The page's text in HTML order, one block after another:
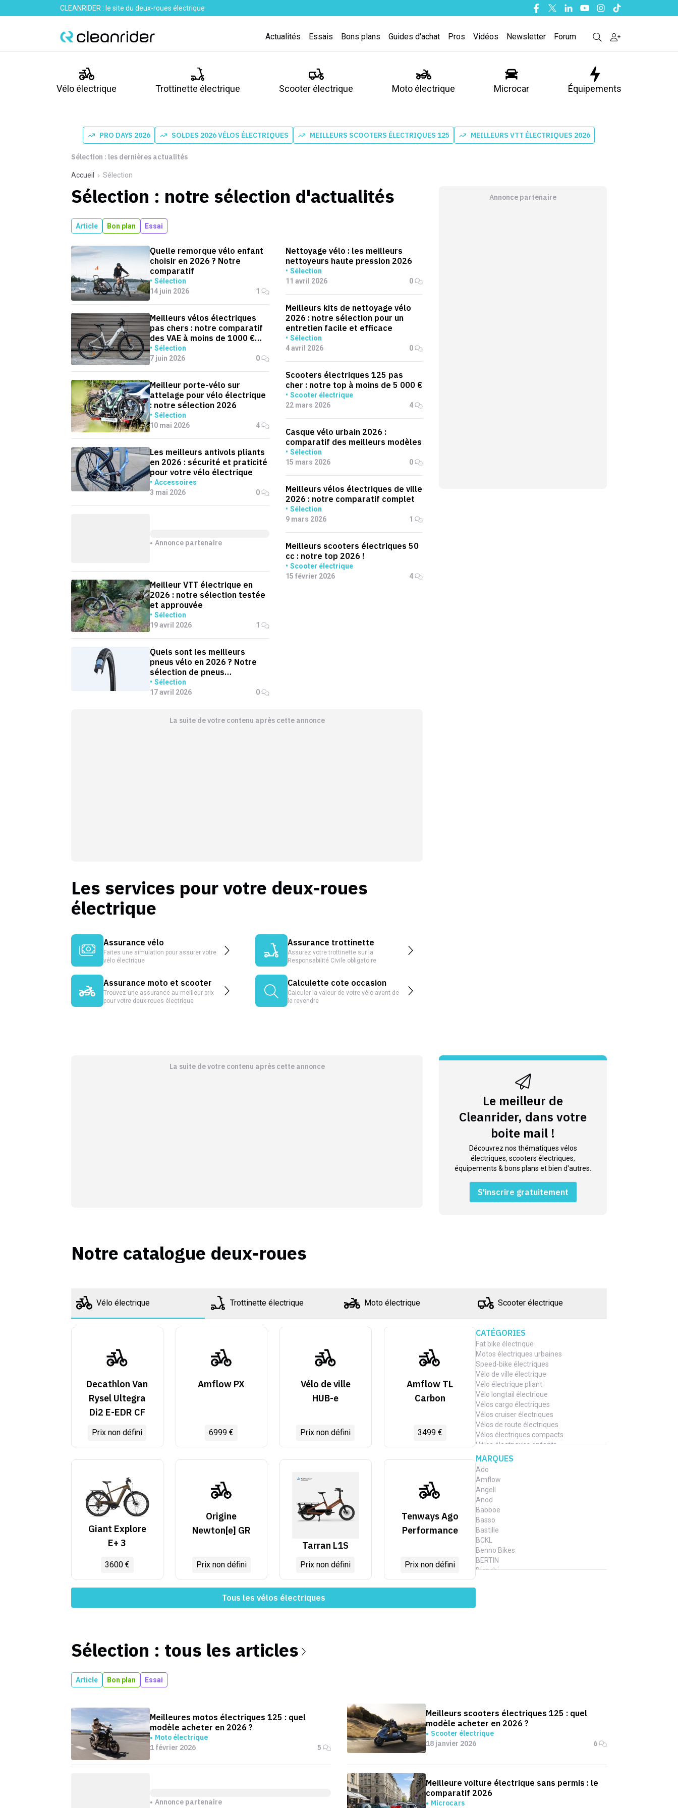
CLEANRIDER : le site du deux-roues électrique Facebook
TwitterLinkedinYoutubeInstagram
Tiktok
Actualités Essais Bons plans Guides d'achat Pros Vidéos Newsletter Forum
Vélo électrique Trottinette électrique Scooter électrique Moto électrique Microcar Équipements
PRO DAYS 2026 SOLDES 2026 VÉLOS ÉLECTRIQUES MEILLEURS SCOOTERS ÉLECTRIQUES 125 MEILLEURS VTT ÉLECTRIQUES 2026
Sélection : les dernières actualités
Accueil Sélection
Sélection : notre sélection d'actualités
Article Bon plan Essai
Quelle remorque vélo enfant
choisir en 2026 ? Notre
comparatif
Sélection
14 juin 2026
1
Meilleurs vélos électriques
pas chers : notre comparatif
des VAE à moins de 1000 €
(2026)
Sélection
7 juin 2026
0
Meilleur porte-vélo sur
attelage pour vélo électrique
: notre sélection 2026
Sélection
10 mai 2026
4
Les meilleurs antivols pliants
en 2026 : sécurité et praticité
pour votre vélo électrique
Accessoires
3 mai 2026
0
Annonce partenaire
Meilleur VTT électrique en
2026 : notre sélection testée
et approuvée
Sélection
19 avril 2026
1
Quels sont les meilleurs
pneus vélo en 2026 ? Notre
sélection de pneus
increvables testés
Sélection
17 avril 2026
0
Nettoyage vélo : les meilleurs
nettoyeurs haute pression 2026
Sélection
11 avril 2026
0
Meilleurs kits de nettoyage vélo
2026 : notre sélection pour un
entretien facile et efficace
Sélection
4 avril 2026
0
Scooters électriques 125 pas
cher : notre top à moins de 5 000 €
Scooter électrique
22 mars 2026
4
Casque vélo urbain 2026 :
comparatif des meilleurs modèles
Sélection
15 mars 2026
0
Meilleurs vélos électriques de ville
2026 : notre comparatif complet
Sélection
9 mars 2026
1
Meilleurs scooters électriques 50
cc : notre top 2026 !
Scooter électrique
15 février 2026
4
La suite de votre contenu après cette annonce
Les services pour votre deux-roues
électrique
Assurance vélo
Faites une simulation pour assurer votre
vélo électrique
Assurance moto et scooter
Trouvez une assurance au meilleur prix
pour votre deux-roues électrique
Assurance trottinette
Assurez votre trottinette sur la
Responsabilité Civile obligatoire
Calculette cote occasion
Calculer la valeur de votre vélo avant de
le revendre
Annonce partenaire
La suite de votre contenu après cette annonce
Le meilleur de
Cleanrider, dans votre
boite mail !
Découvrez nos thématiques vélos
électriques, scooters électriques,
équipements & bons plans et bien d'autres.
S'inscrire gratuitement
Notre catalogue deux-roues
Vélo électrique Trottinette électrique Moto électrique Scooter électrique
Decathlon Van
Rysel Ultegra
Di2 E-EDR CF
Prix non défini
Amflow PX
6999 €
Vélo de ville
HUB-e
Prix non défini
Amflow TL
Carbon
3499 €
Giant Explore
E+ 3
3600 €
Origine
Newton[e] GR
Prix non défini
Tarran L1S
Prix non défini
Tenways Ago
Performance
Prix non défini
Tous les vélos électriques
CATÉGORIES
Fat bike électrique
Motos électriques urbaines
Speed-bike électriques
Vélo de ville électrique
Vélo électrique pliant
Vélo longtail électrique
Vélos cargo électriques
Vélos cruiser électriques
Vélos de route électriques
Vélos électriques compacts
Vélos électriques enfants
Vélos gravel électriques
Vélos tandem électrique
Vélos trekking électriques
VTC électrique
VTT électrique
VTT électriques semi-rigides
VTT électriques tout-suspendus
MARQUES
Ado
Amflow
Angell
Anod
Babboe
Basso
Bastille
BCKL
Benno Bikes
BERTIN
Bianchi
Cube
Decathlon
Diamant
Douze Cycles
Electra
Ellipse
Sélection : tous les articles
Article Bon plan Essai
Meilleures motos électriques 125 : quel
modèle acheter en 2026 ?
Moto électrique
1 février 2026
5
Meilleurs scooters électriques 125 : quel
modèle acheter en 2026 ?
Scooter électrique
18 janvier 2026
6
Annonce partenaire
Meilleure voiture électrique sans permis : le
comparatif 2026
Microcars